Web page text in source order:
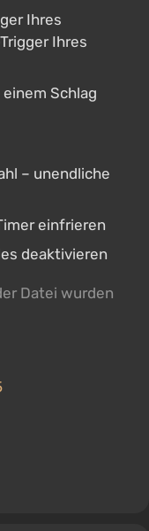
Ihres
Ihres
Schlag
– unendliche
einfrieren
deaktivieren
Datei wurden